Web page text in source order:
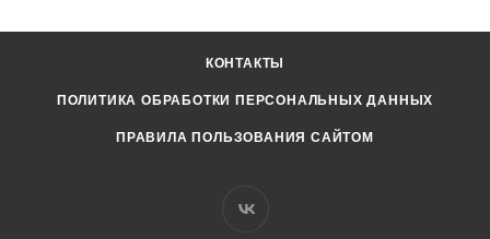
КОНТАКТЫ
ПОЛИТИКА ОБРАБОТКИ ПЕРСОНАЛЬНЫХ ДАННЫХ
ПРАВИЛА ПОЛЬЗОВАНИЯ САЙТОМ